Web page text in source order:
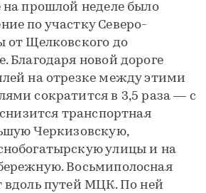
прошлой неделе было
по участку Северо-
от Щелковского до
Благодаря новой дороге
на отрезке между этими
сократится в 3,5 раза — с
транспортная
Черкизовскую,
улицы и на
Восьмиполосная
вдоль путей МЦК. По ней